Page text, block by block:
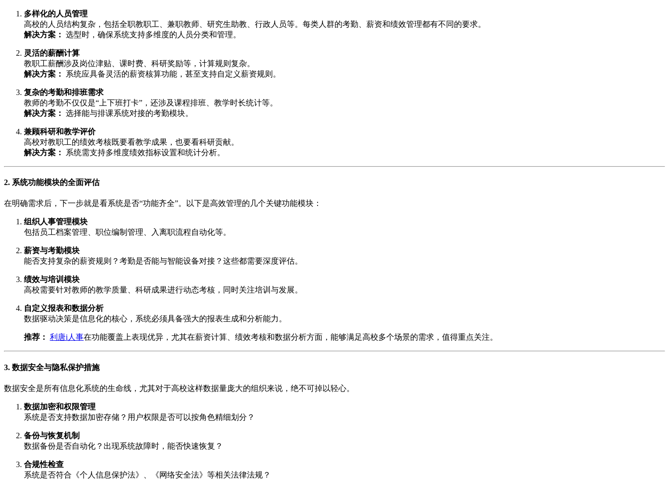
多样化的人员管理
高校的人员结构复杂，包括全职教职工、兼职教师、研究生助教、行政人员等。每类人群的考勤、薪资和绩效管理都有不同的要求。
解决方案： 选型时，确保系统支持多维度的人员分类和管理。
灵活的薪酬计算
教职工薪酬涉及岗位津贴、课时费、科研奖励等，计算规则复杂。
解决方案：
系统应具备灵活的薪资核算功能，甚至支持自定义薪资规则。
复杂的考勤和排班需求
教师的考勤不仅仅是“上下班打卡”，还涉及课程排班、教学时长统计等。
解决方案： 选择能与排课系统对接的考勤模块。
兼顾科研和教学评价
高校对教职工的绩效考核既要看教学成果，也要看科研贡献。
解决方案：
系统需支持多维度绩效指标设置和统计分析。
2. 系统功能模块的全面评估
在明确需求后，下一步就是看系统是否“功能齐全”。以下是高效管理的几个关键功能模块：
组织人事管理模块
包括员工档案管理、职位编制管理、入离职流程自动化等。
薪资与考勤模块
能否支持复杂的薪资规则？考勤是否能与智能设备对接？这些都需要深度评估。
绩效与培训模块
高校需要针对教师的教学质量、科研成果进行动态考核，同时关注培训与发展。
自定义报表和数据分析
数据驱动决策是信息化的核心，系统必须具备强大的报表生成和分析能力。
推荐： 利唐i人事在功能覆盖上表现优异，尤其在薪资计算、绩效考核和数据分析方面，能够满足高校多个场景的需求，值得重点关注。
3. 数据安全与隐私保护措施
数据安全是所有信息化系统的生命线，尤其对于高校这样数据量庞大的组织来说，绝不可掉以轻心。
数据加密和权限管理
系统是否支持数据加密存储？用户权限是否可以按角色精细划分？
备份与恢复机制
数据备份是否自动化？出现系统故障时，能否快速恢复？
合规性检查
系统是否符合《个人信息保护法》、《网络安全法》等相关法律法规？